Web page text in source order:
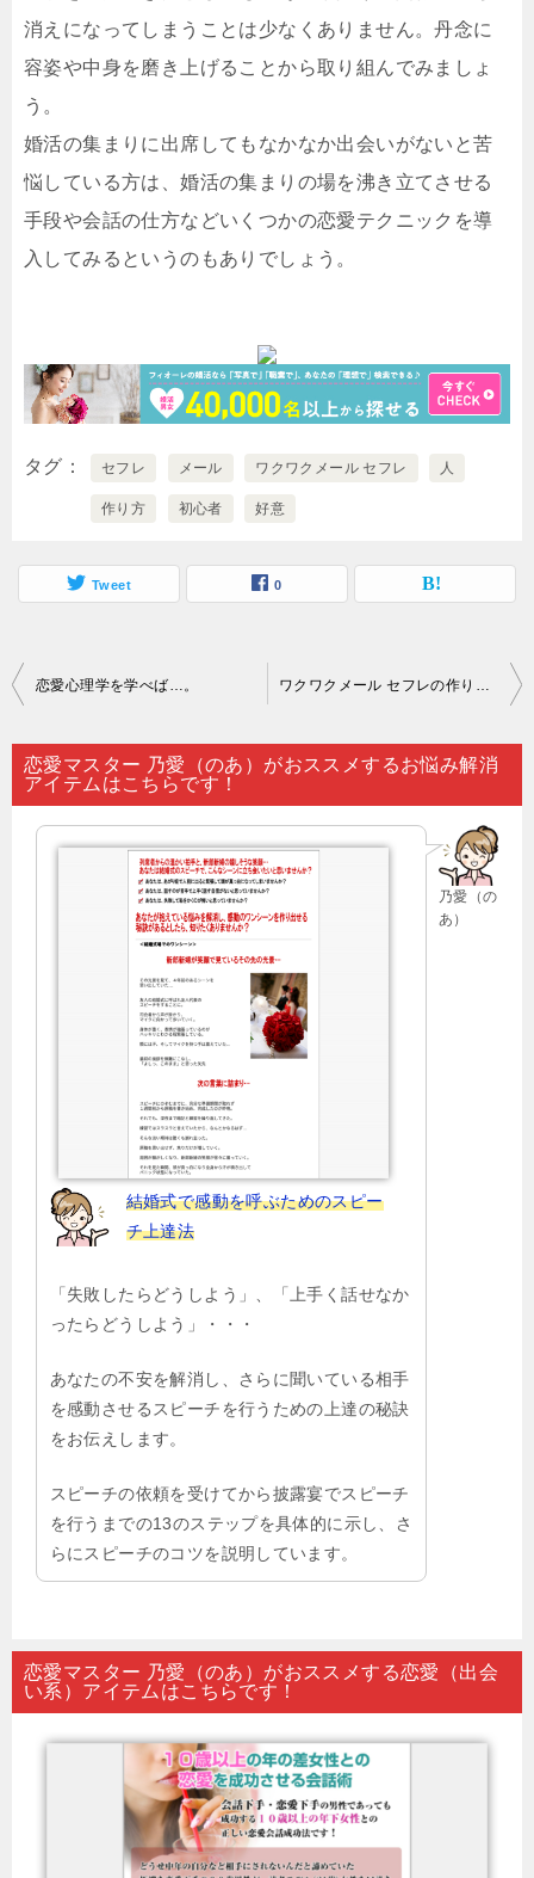
消えになってしまうことは少なくありません。丹念に
容姿や中身を磨き上げることから取り組んでみましょ
う。
婚活の集まりに出席してもなかなか出会いがないと苦
悩している方は、婚活の集まりの場を沸き立てさせる
手段や会話の仕方などいくつかの恋愛テクニックを導
入してみるというのもありでしょう。
タグ セフレ メール ワクワクメール セフレ 人
作り方 初心者 好意
Tweet 0
投
ナ
ビ
恋愛心理学を学べば…。 ワクワクメール セフレの作り方 初心者｜年齢認証を行っているサイトにログインしているからと言ったところで…。
恋愛マスター 乃愛（のあ）がおススメするお悩み解消
アイテムはこちらです！
乃愛（の
あ）
結婚式で感動を呼ぶためのスピー
チ上達法
「失敗したらどうしよう」、「上手く話せなか
ったらどうしよう」・・・
あなたの不安を解消し、さらに聞いている相手
を感動させるスピーチを行うための上達の秘訣
をお伝えします。
スピーチの依頼を受けてから披露宴でスピーチ
を行うまでの13のステップを具体的に示し、さ
らにスピーチのコツを説明しています。
恋愛マスター 乃愛（のあ）がおススメする恋愛（出会
い系）アイテムはこちらです！